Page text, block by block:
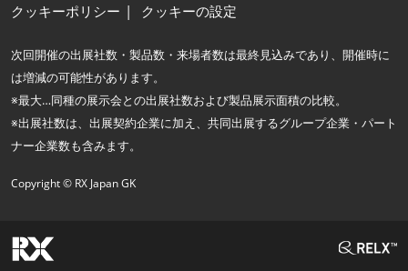
クッキーポリシー
クッキーの設定
次回開催の出展社数・製品数・来場者数は最終見込みであり、開催時に
は増減の可能性があります。
※最大…同種の展示会との出展社数および製品展示面積の比較。
※出展社数は、出展契約企業に加え、共同出展するグループ企業・パート
ナー企業数も含みます。
Copyright © RX Japan GK